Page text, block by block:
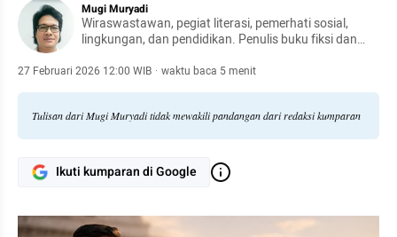
Mugi Muryadi
Wiraswastawan, pegiat literasi, pemerhati sosial,
lingkungan, dan pendidikan. Penulis buku fiksi dan
27 Februari 2026 12:00 WIB · waktu baca 5 menit
Tulisan dari Mugi Muryadi tidak mewakili pandangan dari redaksi kumparan
Ikuti kumparan di Google